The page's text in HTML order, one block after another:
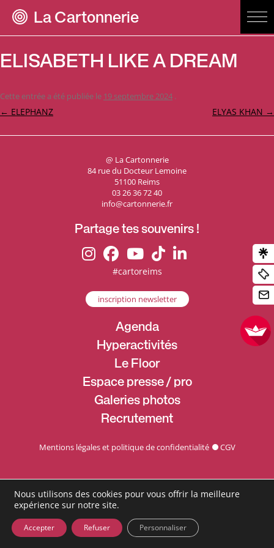
La Cartonnerie
ELISABETH LIKE A DREAM
Cette entrée a été publiée le 19 septembre 2024 .
Navigation
← ELEPHANZ ELYAS KHAN →
@ La Cartonnerie
84 rue du Docteur Lemoine
51100 Reims
03 26 36 72 40
info@cartonnerie.fr
Partage tes souvenirs !
#cartoreims
inscription newsletter
Agenda
Hyperactivités
Le Floor
Espace presse / pro
Galeries photos
Recrutement
Mentions légales et politique de confidentialité CGV
Nous utilisons des cookies pour vous offrir la meilleure
expérience sur notre site.
Accepter Refuser Personnaliser